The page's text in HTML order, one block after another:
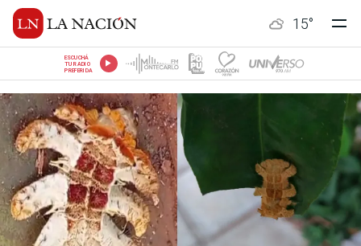
15°
ESCUCHÁ
TU RADIO
PREFERIDA